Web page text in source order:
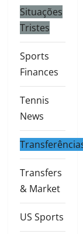
Situações
Tristes
Sports
Finances
Tennis
News
Transfers
& Market
US Sports